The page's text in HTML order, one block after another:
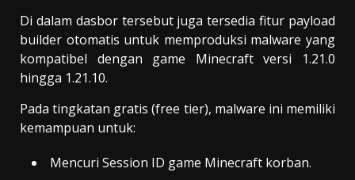
Di dalam dasbor tersebut juga tersedia fitur payload
builder otomatis untuk memproduksi malware yang
kompatibel dengan game Minecraft versi 1.21.0
hingga 1.21.10.
Pada tingkatan gratis (free tier), malware ini memiliki
kemampuan untuk:
Mencuri Session ID game Minecraft korban.